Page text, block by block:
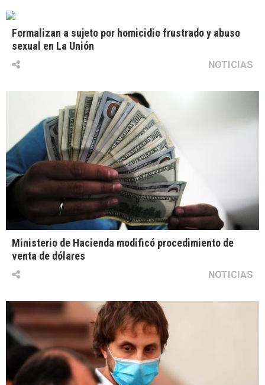
Formalizan a sujeto por homicidio frustrado y abuso
sexual en La Unión
NOTICIAS
Ministerio de Hacienda modificó procedimiento de
venta de dólares
NOTICIAS